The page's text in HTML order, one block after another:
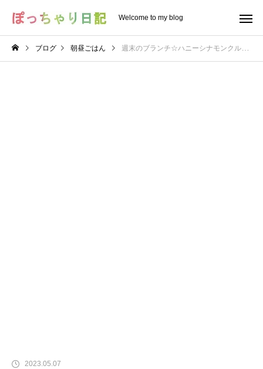
Welcome to my blog
ブログ 朝昼ごはん 週末のブランチ☆ハニーシナモンクルミとドライクランベリーとチーズを乗せたグリーンサラダ
2023.05.07